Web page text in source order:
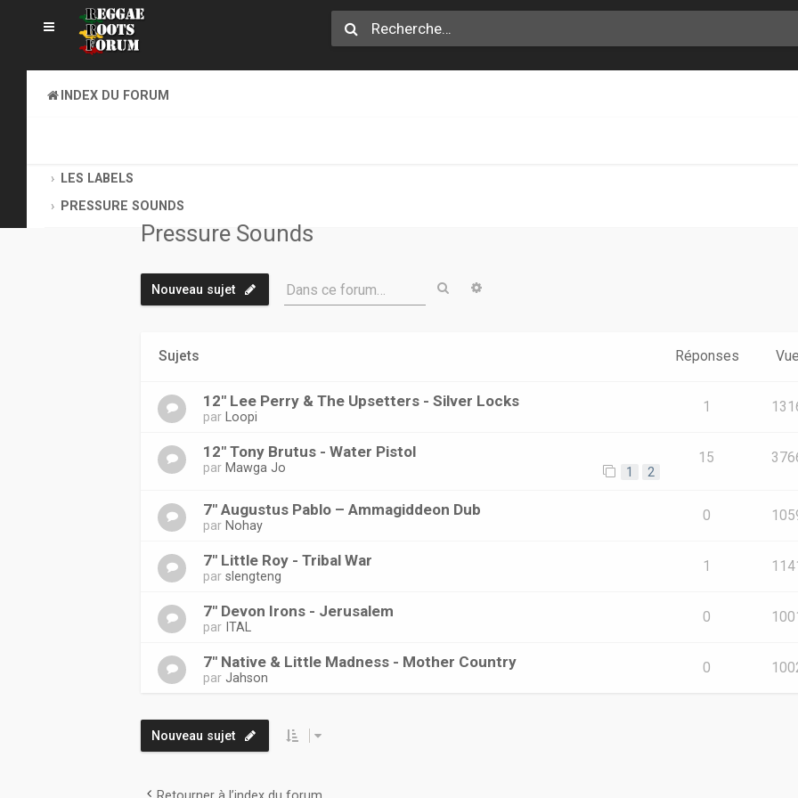
INDEX DU FORUM
LES LABELS
PRESSURE SOUNDS
Pressure Sounds
Nouveau sujet Dans ce forum… Rechercher
Sujets Réponses
12" Lee Perry & The Upsetters - Silver Locks
par Loopi
1
12" Tony Brutus - Water Pistol
par Mawga Jo 1 2
15
7" Augustus Pablo – Ammagiddeon Dub
par Nohay
0
7" Little Roy - Tribal War
parslengteng
1
7" Devon Irons - Jerusalem
par ITAL
0
7" Native & Little Madness - Mother Country
parJahson
0
Nouveau sujet